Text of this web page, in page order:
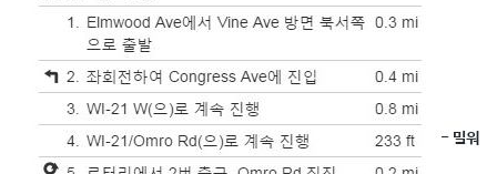
- 밀워